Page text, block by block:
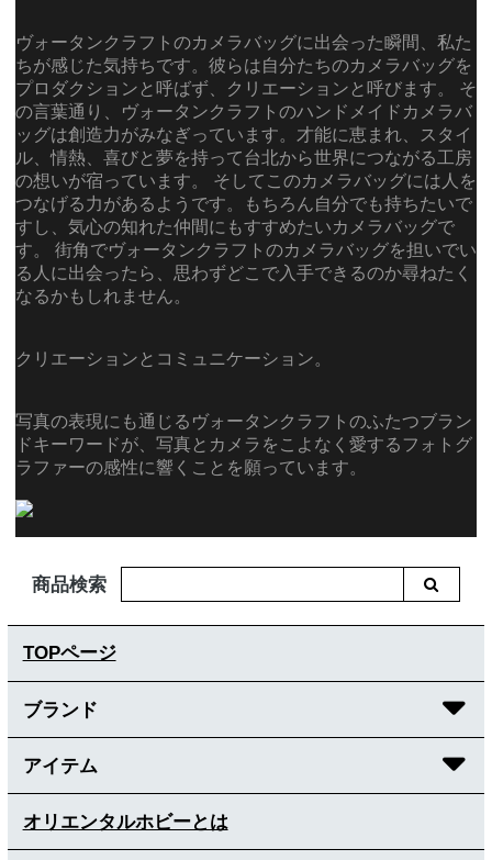
ヴォータンクラフトのカメラバッグに出会った瞬間、私た
ちが感じた気持ちです。彼らは自分たちのカメラバッグを
プロダクションと呼ばず、クリエーションと呼びます。 そ
の言葉通り、ヴォータンクラフトのハンドメイドカメラバ
ッグは創造力がみなぎっています。才能に恵まれ、スタイ
ル、情熱、喜びと夢を持って台北から世界につながる工房
の想いが宿っています。 そしてこのカメラバッグには人を
つなげる力があるようです。もちろん自分でも持ちたいで
すし、気心の知れた仲間にもすすめたいカメラバッグで
す。 街角でヴォータンクラフトのカメラバッグを担いでい
る人に出会ったら、思わずどこで入手できるのか尋ねたく
なるかもしれません。
クリエーションとコミュニケーション。
写真の表現にも通じるヴォータンクラフトのふたつブラン
ドキーワードが、写真とカメラをこよなく愛するフォトグ
ラファーの感性に響くことを願っています。
商品検索
TOPページ
ブランド
アイテム
オリエンタルホビーとは